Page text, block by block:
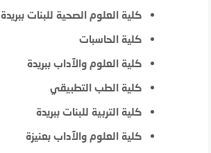
كلية العلوم الصحية للبنات ببريدة
كلية الحاسبات
كلية العلوم والآداب ببريدة
كلية الطب التطبيقي
كلية التربية للبنات ببريدة
كلية العلوم والآداب بعنيزة